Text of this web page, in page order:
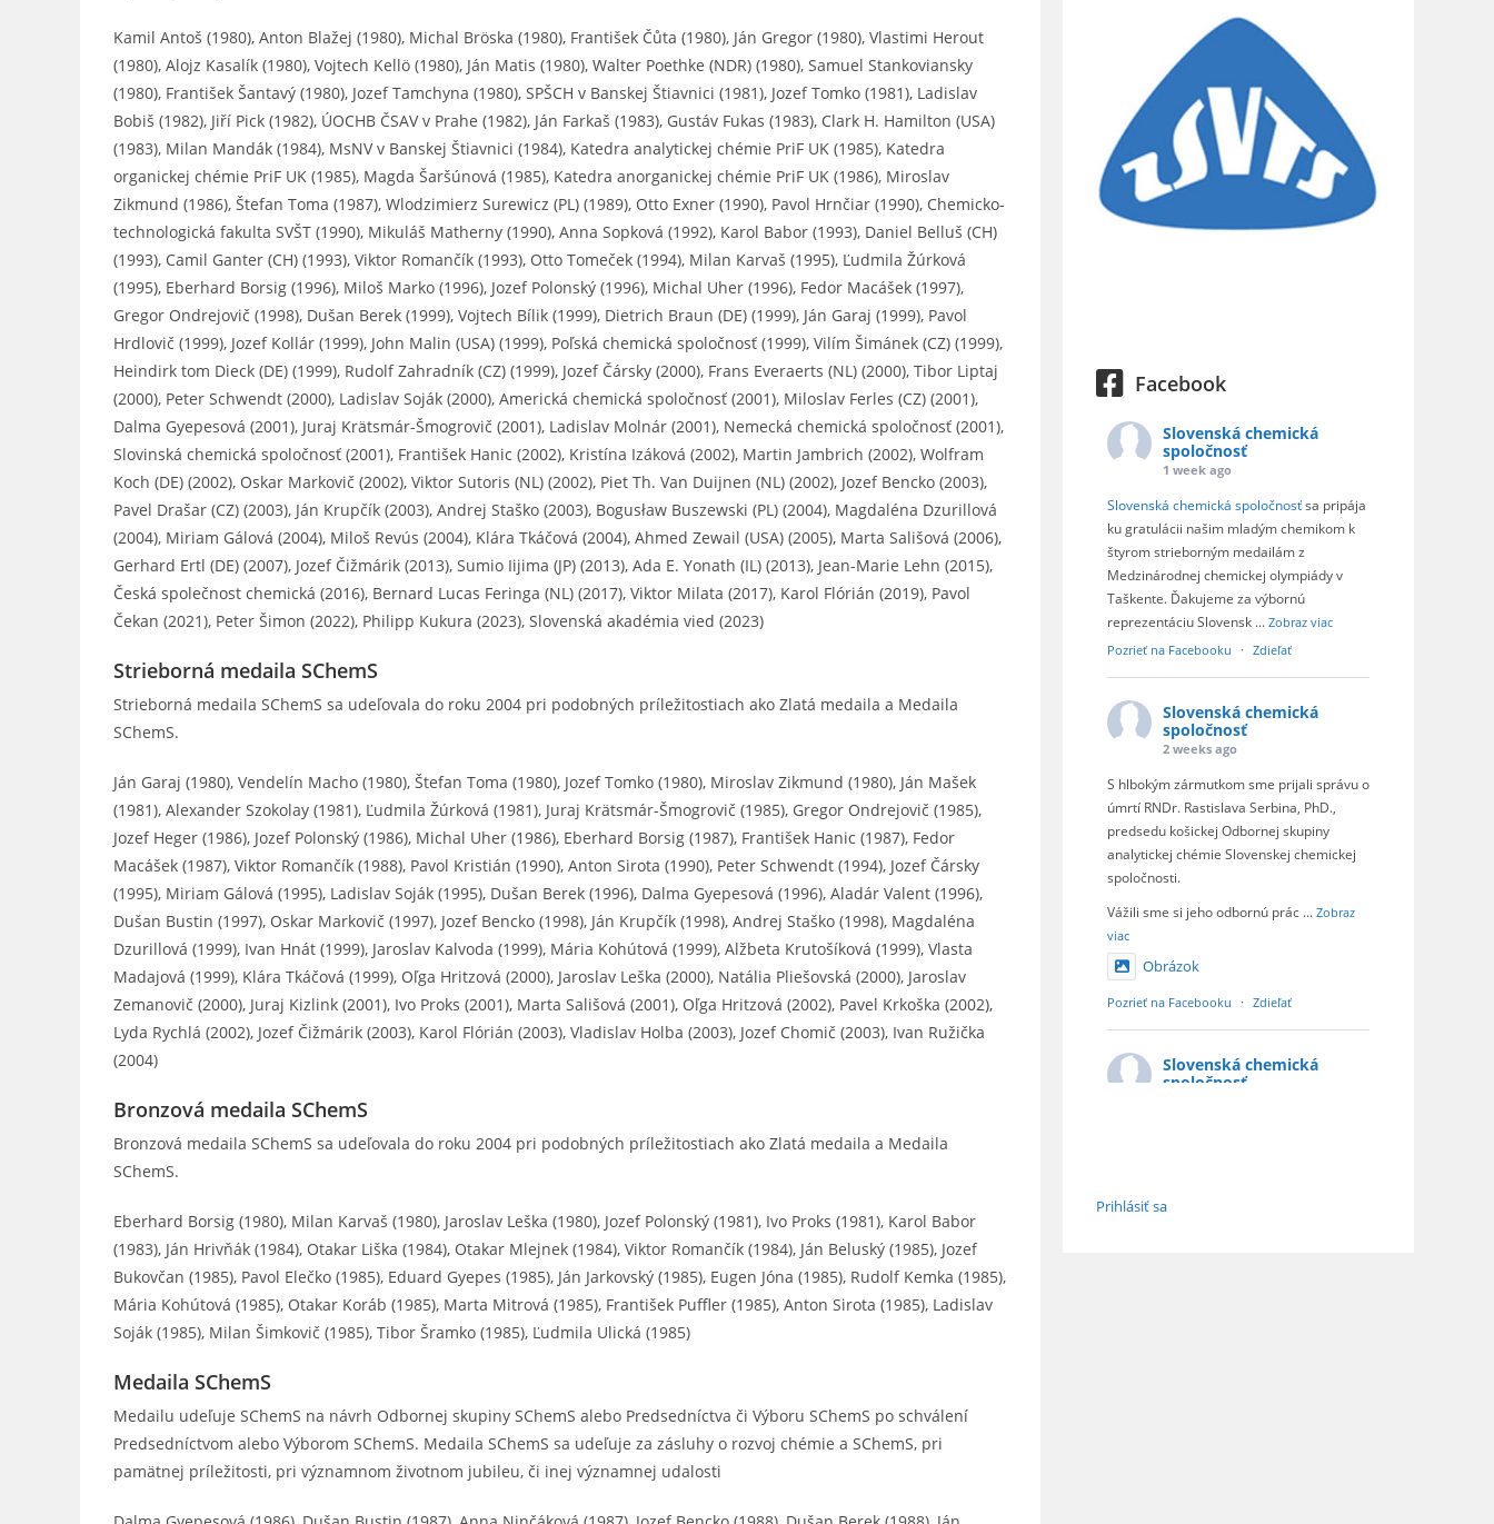
Kamil Antoš (1980), Anton Blažej (1980), Michal Bröska (1980), František Čůta (1980), Ján Gregor (1980), Vlastimi Herout
(1980), Alojz Kasalík (1980), Vojtech Kellö (1980), Ján Matis (1980), Walter Poethke (NDR) (1980), Samuel Stankoviansky
(1980), František Šantavý (1980), Jozef Tamchyna (1980), SPŠCH v Banskej Štiavnici (1981), Jozef Tomko (1981), Ladislav
Bobiš (1982), Jiří Pick (1982), ÚOCHB ČSAV v Prahe (1982), Ján Farkaš (1983), Gustáv Fukas (1983), Clark H. Hamilton (USA)
(1983), Milan Mandák (1984), MsNV v Banskej Štiavnici (1984), Katedra analytickej chémie PriF UK (1985), Katedra
organickej chémie PriF UK (1985), Magda Šaršúnová (1985), Katedra anorganickej chémie PriF UK (1986), Miroslav
Zikmund (1986), Štefan Toma (1987), Wlodzimierz Surewicz (PL) (1989), Otto Exner (1990), Pavol Hrnčiar (1990), Chemicko-
technologická fakulta SVŠT (1990), Mikuláš Matherny (1990), Anna Sopková (1992), Karol Babor (1993), Daniel Belluš (CH)
(1993), Camil Ganter (CH) (1993), Viktor Romančík (1993), Otto Tomeček (1994), Milan Karvaš (1995), Ľudmila Žúrková
(1995), Eberhard Borsig (1996), Miloš Marko (1996), Jozef Polonský (1996), Michal Uher (1996), Fedor Macášek (1997),
Gregor Ondrejovič (1998), Dušan Berek (1999), Vojtech Bílik (1999), Dietrich Braun (DE) (1999), Ján Garaj (1999), Pavol
Hrdlovič (1999), Jozef Kollár (1999), John Malin (USA) (1999), Poľská chemická spoločnosť (1999), Vilím Šimánek (CZ) (1999),
Heindirk tom Dieck (DE) (1999), Rudolf Zahradník (CZ) (1999), Jozef Čársky (2000), Frans Everaerts (NL) (2000), Tibor Liptaj
(2000), Peter Schwendt (2000), Ladislav Soják (2000), Americká chemická spoločnosť (2001), Miloslav Ferles (CZ) (2001),
Dalma Gyepesová (2001), Juraj Krätsmár-Šmogrovič (2001), Ladislav Molnár (2001), Nemecká chemická spoločnosť (2001),
Slovinská chemická spoločnosť (2001), František Hanic (2002), Kristína Izáková (2002), Martin Jambrich (2002), Wolfram
Koch (DE) (2002), Oskar Markovič (2002), Viktor Sutoris (NL) (2002), Piet Th. Van Duijnen (NL) (2002), Jozef Bencko (2003),
Pavel Drašar (CZ) (2003), Ján Krupčík (2003), Andrej Staško (2003), Bogusław Buszewski (PL) (2004), Magdaléna Dzurillová
(2004), Miriam Gálová (2004), Miloš Revús (2004), Klára Tkáčová (2004), Ahmed Zewail (USA) (2005), Marta Sališová (2006),
Gerhard Ertl (DE) (2007), Jozef Čižmárik (2013), Sumio Iijima (JP) (2013), Ada E. Yonath (IL) (2013), Jean-Marie Lehn (2015),
Česká společnost chemická (2016), Bernard Lucas Feringa (NL) (2017), Viktor Milata (2017), Karol Flórián (2019), Pavol
Čekan (2021), Peter Šimon (2022), Philipp Kukura (2023), Slovenská akadémia vied (2023)
Strieborná medaila SChemS
Strieborná medaila SChemS sa udeľovala do roku 2004 pri podobných príležitostiach ako Zlatá medaila a Medaila
SChemS.
Ján Garaj (1980), Vendelín Macho (1980), Štefan Toma (1980), Jozef Tomko (1980), Miroslav Zikmund (1980), Ján Mašek
(1981), Alexander Szokolay (1981), Ľudmila Žúrková (1981), Juraj Krätsmár-Šmogrovič (1985), Gregor Ondrejovič (1985),
Jozef Heger (1986), Jozef Polonský (1986), Michal Uher (1986), Eberhard Borsig (1987), František Hanic (1987), Fedor
Macášek (1987), Viktor Romančík (1988), Pavol Kristián (1990), Anton Sirota (1990), Peter Schwendt (1994), Jozef Čársky
(1995), Miriam Gálová (1995), Ladislav Soják (1995), Dušan Berek (1996), Dalma Gyepesová (1996), Aladár Valent (1996),
Dušan Bustin (1997), Oskar Markovič (1997), Jozef Bencko (1998), Ján Krupčík (1998), Andrej Staško (1998), Magdaléna
Dzurillová (1999), Ivan Hnát (1999), Jaroslav Kalvoda (1999), Mária Kohútová (1999), Alžbeta Krutošíková (1999), Vlasta
Madajová (1999), Klára Tkáčová (1999), Oľga Hritzová (2000), Jaroslav Leška (2000), Natália Pliešovská (2000), Jaroslav
Zemanovič (2000), Juraj Kizlink (2001), Ivo Proks (2001), Marta Sališová (2001), Oľga Hritzová (2002), Pavel Krkoška (2002),
Lyda Rychlá (2002), Jozef Čižmárik (2003), Karol Flórián (2003), Vladislav Holba (2003), Jozef Chomič (2003), Ivan Ružička
(2004)
Bronzová medaila SChemS
Bronzová medaila SChemS sa udeľovala do roku 2004 pri podobných príležitostiach ako Zlatá medaila a Medaila
SChemS.
Eberhard Borsig (1980), Milan Karvaš (1980), Jaroslav Leška (1980), Jozef Polonský (1981), Ivo Proks (1981), Karol Babor
(1983), Ján Hrivňák (1984), Otakar Liška (1984), Otakar Mlejnek (1984), Viktor Romančík (1984), Ján Beluský (1985), Jozef
Bukovčan (1985), Pavol Elečko (1985), Eduard Gyepes (1985), Ján Jarkovský (1985), Eugen Jóna (1985), Rudolf Kemka (1985),
Mária Kohútová (1985), Otakar Koráb (1985), Marta Mitrová (1985), František Puffler (1985), Anton Sirota (1985), Ladislav
Soják (1985), Milan Šimkovič (1985), Tibor Šramko (1985), Ľudmila Ulická (1985)
Medaila SChemS
Medailu udeľuje SChemS na návrh Odbornej skupiny SChemS alebo Predsedníctva či Výboru SChemS po schválení
Predsedníctvom alebo Výborom SChemS. Medaila SChemS sa udeľuje za zásluhy o rozvoj chémie a SChemS, pri
pamätnej príležitosti, pri významnom životnom jubileu, či inej významnej udalosti
Facebook
Slovenská chemická
spoločnosť
1 week ago
Slovenská chemická spoločnosťsa pripája
ku gratulácii našim mladým chemikom k
štyrom strieborným medailám z
Medzinárodnej chemickej olympiády v
Taškente. Ďakujeme za výbornú
reprezentáciu Slovensk ... Zobraz viac
Pozrieť na Facebooku
· Zdieľať
Slovenská chemická
spoločnosť
2 weeks ago
S hlbokým zármutkom sme prijali správu o
úmrtí RNDr. Rastislava Serbina, PhD.,
predsedu košickej Odbornej skupiny
analytickej chémie Slovenskej chemickej
spoločnosti.
Vážili sme si jeho odbornú prác ... Zobraz
viac
Obrázok
Pozrieť na Facebooku · Zdieľať
Slovenská chemická
spoločnosť
predkladanie nominácií na prestížne
Prihlásiť sa